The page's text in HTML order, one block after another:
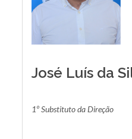
José Luís da
1º Substituto da Direção